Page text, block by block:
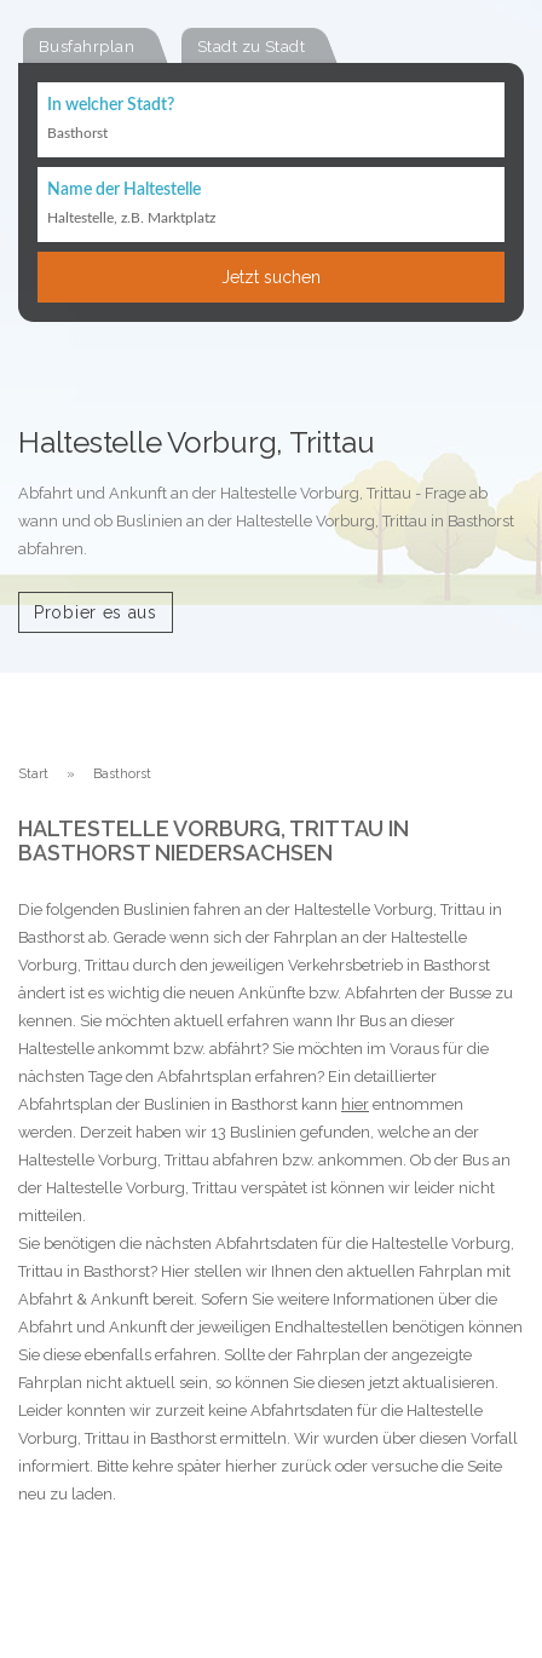
Busfahrplan Stadt zu Stadt
In welcher Stadt?
Basthorst
Name der Haltestelle
Haltestelle, z.B. Marktplatz
Jetzt suchen
Haltestelle Vorburg, Trittau
Abfahrt und Ankunft an der Haltestelle Vorburg, Trittau - Frage ab
wann und ob Buslinien an der Haltestelle Vorburg, Trittau in Basthorst
abfahren.
Probier es aus
Start Basthorst
HALTESTELLE VORBURG, TRITTAU IN
BASTHORST NIEDERSACHSEN
Die folgenden Buslinien fahren an der Haltestelle Vorburg, Trittau in
Basthorst ab. Gerade wenn sich der Fahrplan an der Haltestelle
Vorburg, Trittau durch den jeweiligen Verkehrsbetrieb in Basthorst
ändert ist es wichtig die neuen Ankünfte bzw. Abfahrten der Busse zu
kennen. Sie möchten aktuell erfahren wann Ihr Bus an dieser
Haltestelle ankommt bzw. abfährt? Sie möchten im Voraus für die
nächsten Tage den Abfahrtsplan erfahren? Ein detaillierter
Abfahrtsplan der Buslinien in Basthorst kann hier entnommen
werden. Derzeit haben wir 13 Buslinien gefunden, welche an der
Haltestelle Vorburg, Trittau abfahren bzw. ankommen. Ob der Bus an
der Haltestelle Vorburg, Trittau verspätet ist können wir leider nicht
mitteilen.
Sie benötigen die nächsten Abfahrtsdaten für die Haltestelle Vorburg,
Trittau in Basthorst? Hier stellen wir Ihnen den aktuellen Fahrplan mit
Abfahrt & Ankunft bereit. Sofern Sie weitere Informationen über die
Abfahrt und Ankunft der jeweiligen Endhaltestellen benötigen können
Sie diese ebenfalls erfahren. Sollte der Fahrplan der angezeigte
Fahrplan nicht aktuell sein, so können Sie diesen jetzt aktualisieren.
Leider konnten wir zurzeit keine Abfahrtsdaten für die Haltestelle
Vorburg, Trittau in Basthorst ermitteln. Wir wurden über diesen Vorfall
informiert. Bitte kehre später hierher zurück oder versuche die Seite
neu zu laden.